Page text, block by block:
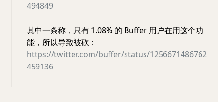
494849
其中一条称，只有 1.08% 的 Buffer 用户在用这个功
能，所以导致被砍：
https://twitter.com/buffer/status/1256671486762
459136